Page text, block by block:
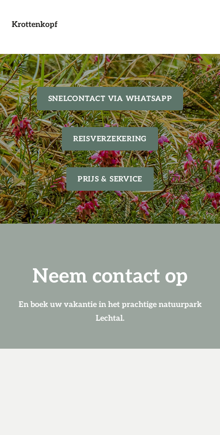
Krottenkopf
SNELCONTACT VIA WHATSAPP
REISVERZEKERING
PRIJS & SERVICE
Neem contact op
En boek uw vakantie in het prachtige natuurpark
Lechtal.